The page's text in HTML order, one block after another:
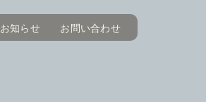
お知らせ お問い合わせ